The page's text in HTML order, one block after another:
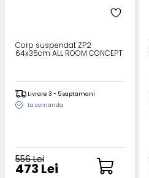
Corp suspendat ZP2
64x35cm ALL ROOM CONCEPT
Livrare 3 - 5 saptamani
La comanda
556 Lei
473 Lei